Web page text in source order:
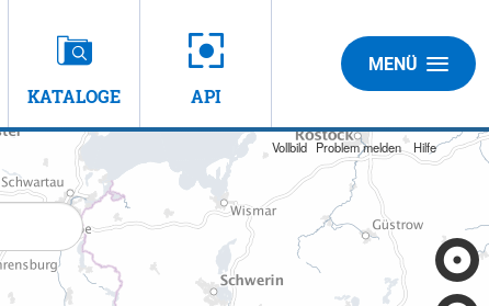
KATALOGE API
MENÜ